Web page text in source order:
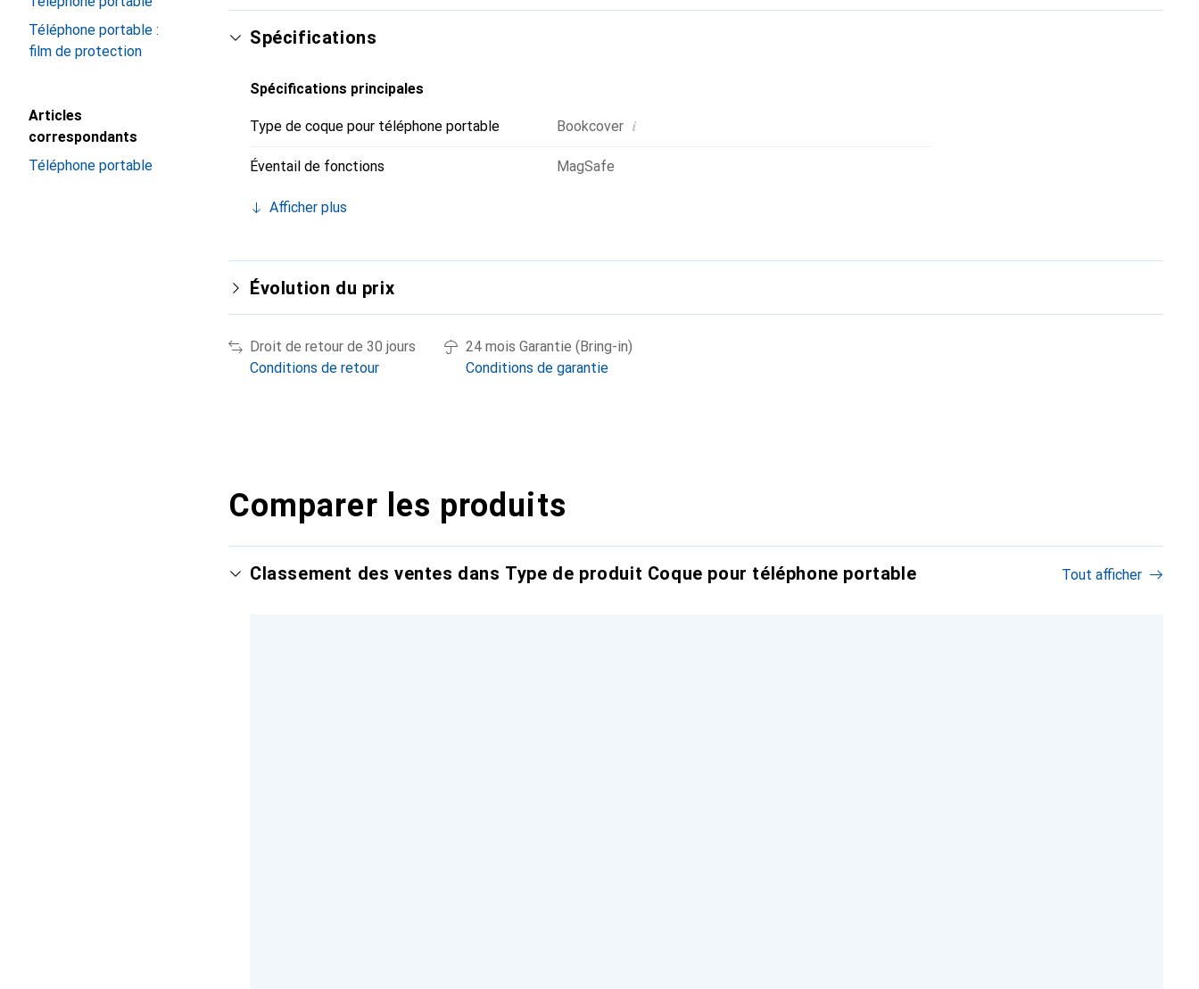
Téléphone portable :
film de protection
Articles
correspondants
Téléphone portable
Spécifications
Spécifications principales
Type de coque pour téléphone portable Bookcover i
Éventail de fonctions MagSafe
Afficher plus
Évolution du prix
Droit de retour de 30 jours
Conditions de retour
24 mois Garantie (Bring-in)
Conditions de garantie
Comparer les produits
Classement des ventes dans Type de produit Coque pour téléphone portable Tout afficher